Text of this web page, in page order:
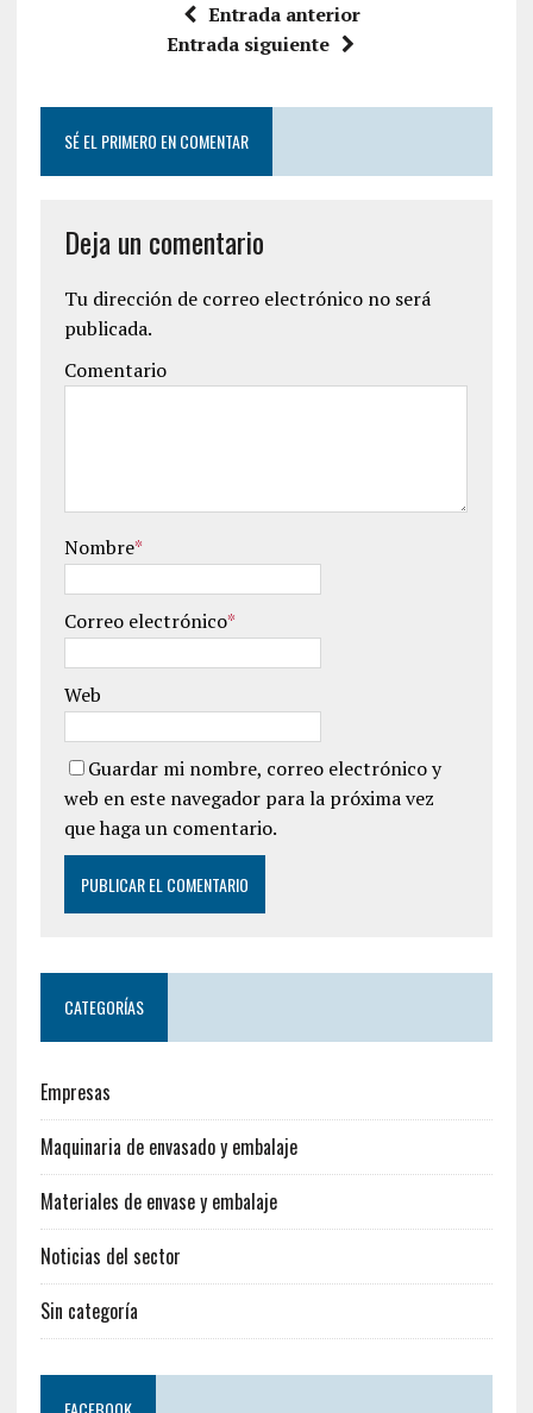
Entrada anterior
Entrada siguiente
SÉ EL PRIMERO EN COMENTAR
Deja un comentario
Tu dirección de correo electrónico no será
publicada.
Comentario
Nombre*
Correo electrónico*
Web
Guardar mi nombre, correo electrónico y
web en este navegador para la próxima vez
que haga un comentario.
CATEGORÍAS
Empresas
Maquinaria de envasado y embalaje
Materiales de envase y embalaje
Noticias del sector
Sin categoría